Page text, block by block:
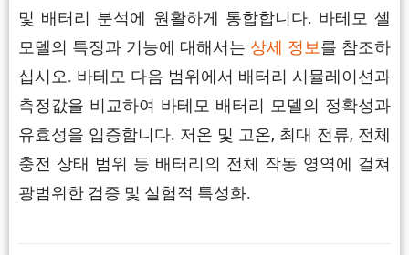
및 배터리 분석에 원활하게 통합합니다. 바테모 셀
모델의 특징과 기능에 대해서는 상세 정보를 참조하
십시오. 바테모 다음 범위에서 배터리 시뮬레이션과
측정값을 비교하여 바테모 배터리 모델의 정확성과
유효성을 입증합니다. 저온 및 고온, 최대 전류, 전체
충전 상태 범위 등 배터리의 전체 작동 영역에 걸쳐
광범위한 검증 및 실험적 특성화.